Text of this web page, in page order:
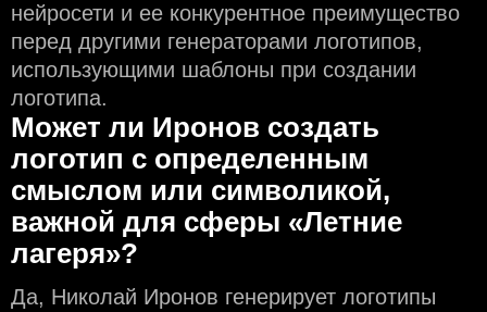
нейросети и еe конкурентное преимущество
перед другими генераторами логотипов,
использующими шаблоны при создании
логотипа.
Может ли Иронов создать
логотип с определeнным
смыслом или символикой,
важной для сферы «Летние
лагеря»?
Да, Николай Иронов генерирует логотипы